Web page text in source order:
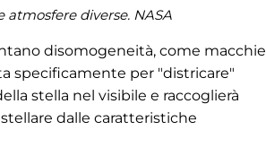
diverse. NASA
disomogeneità, come macchie
specificamente per "districare"
stella nel visibile e raccoglierà
dalle caratteristiche